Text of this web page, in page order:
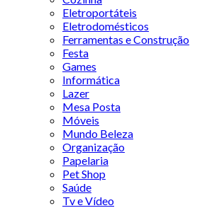
Eletroportáteis
Eletrodomésticos
Ferramentas e Construção
Festa
Games
Informática
Lazer
Mesa Posta
Móveis
Mundo Beleza
Organização
Papelaria
Pet Shop
Saúde
Tv e Vídeo